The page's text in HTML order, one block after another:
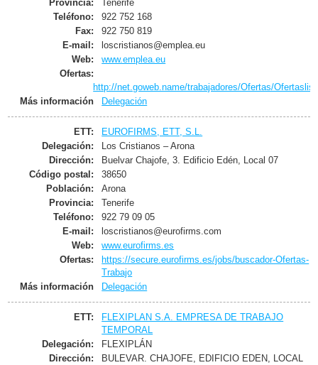
Provincia:
Tenerife
Teléfono:
922 752 168
Fax:
922 750 819
E-mail:
loscristianos@emplea.eu
Web:
www.emplea.eu
Ofertas:
http://net.goweb.name/trabajadores/Ofertas/
Más información
Delegación
ETT:
EUROFIRMS, ETT, S.L.
Delegación:
Los Cristianos – Arona
Dirección:
Buelvar Chajofe, 3. Edificio Edén, Local 07
Código postal:
38650
Población:
Arona
Provincia:
Tenerife
Teléfono:
922 79 09 05
E-mail:
loscristianos@eurofirms.com
Web:
www.eurofirms.es
Ofertas:
https://secure.eurofirms.es/jobs/buscador-Ofertas-
Trabajo
Más información
Delegación
ETT:
FLEXIPLAN S.A. EMPRESA DE TRABAJO
TEMPORAL
Delegación:
FLEXIPLÁN
Dirección:
BULEVAR. CHAJOFE, EDIFICIO EDEN, LOCAL